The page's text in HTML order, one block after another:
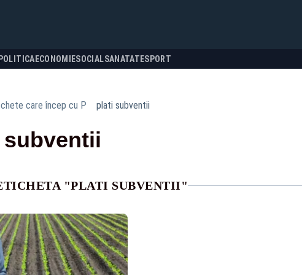
POLITICA ECONOMIESOCIALSANATATESPORT
care încep cu P plati subventii
"PLATI SUBVENTII"